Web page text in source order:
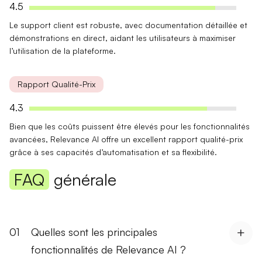
4.5
Le support client est robuste, avec documentation détaillée et
démonstrations en direct, aidant les utilisateurs à maximiser
l’utilisation de la plateforme.
Rapport Qualité-Prix
4.3
Bien que les coûts puissent être élevés pour les fonctionnalités
avancées, Relevance AI offre un excellent rapport qualité-prix
grâce à ses capacités d’automatisation et sa flexibilité.
FAQ générale
01
Quelles sont les principales
fonctionnalités de Relevance AI ?